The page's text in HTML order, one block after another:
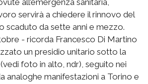
servirà a chiedere il rinnovo del
scaduto da sette anni e mezzo.
- ricorda Francesco Di Martino
un presidio unitario sotto la
foto in alto, ndr), seguito nei
analoghe manifestazioni a Torino e